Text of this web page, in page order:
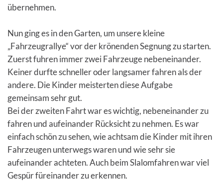
übernehmen.
Nun ging es in den Garten, um unsere kleine
„Fahrzeugrallye“ vor der krönenden Segnung zu starten.
Zuerst fuhren immer zwei Fahrzeuge nebeneinander.
Keiner durfte schneller oder langsamer fahren als der
andere. Die Kinder meisterten diese Aufgabe
gemeinsam sehr gut.
Bei der zweiten Fahrt war es wichtig, nebeneinander zu
fahren und aufeinander Rücksicht zu nehmen. Es war
einfach schön zu sehen, wie achtsam die Kinder mit ihren
Fahrzeugen unterwegs waren und wie sehr sie
aufeinander achteten. Auch beim Slalomfahren war viel
Gespür füreinander zu erkennen.